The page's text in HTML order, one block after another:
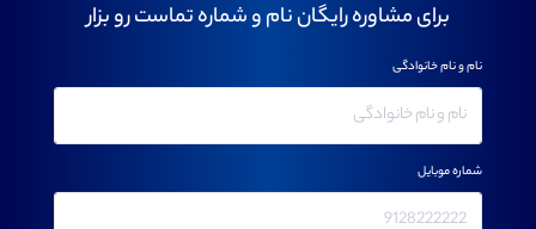
برای مشاوره رایگان نام و شماره تماست رو بزار
نام و نام خانوادگی
شماره موبایل